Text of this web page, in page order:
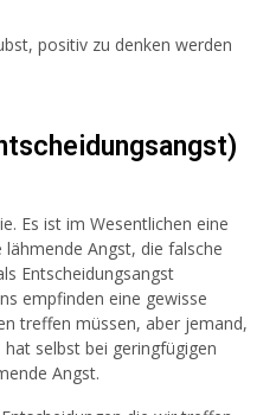
positiv zu denken werden
Es ist im Wesentlichen eine
Angst, die falsche
Entscheidungsangst
empfinden eine gewisse
treffen müssen, aber jemand,
selbst bei geringfügigen
Angst.